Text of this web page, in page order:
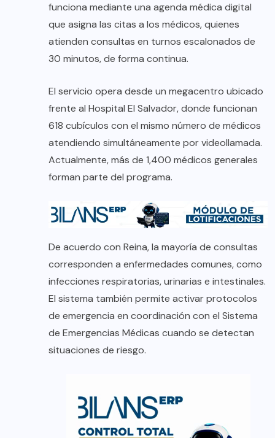
funciona mediante una agenda médica digital
que asigna las citas a los médicos, quienes
atienden consultas en turnos escalonados de
30 minutos, de forma continua.
El servicio opera desde un megacentro ubicado
frente al Hospital El Salvador, donde funcionan
618 cubículos con el mismo número de médicos
atendiendo simultáneamente por videollamada.
Actualmente, más de 1,400 médicos generales
forman parte del programa.
De acuerdo con Reina, la mayoría de consultas
corresponden a enfermedades comunes, como
infecciones respiratorias, urinarias e intestinales.
El sistema también permite activar protocolos
de emergencia en coordinación con el Sistema
de Emergencias Médicas cuando se detectan
situaciones de riesgo.